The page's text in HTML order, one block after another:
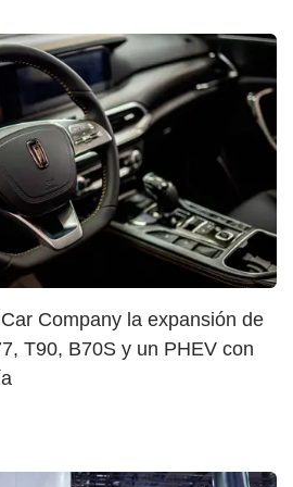
Company la expansión de
T90, B70S y un PHEV con